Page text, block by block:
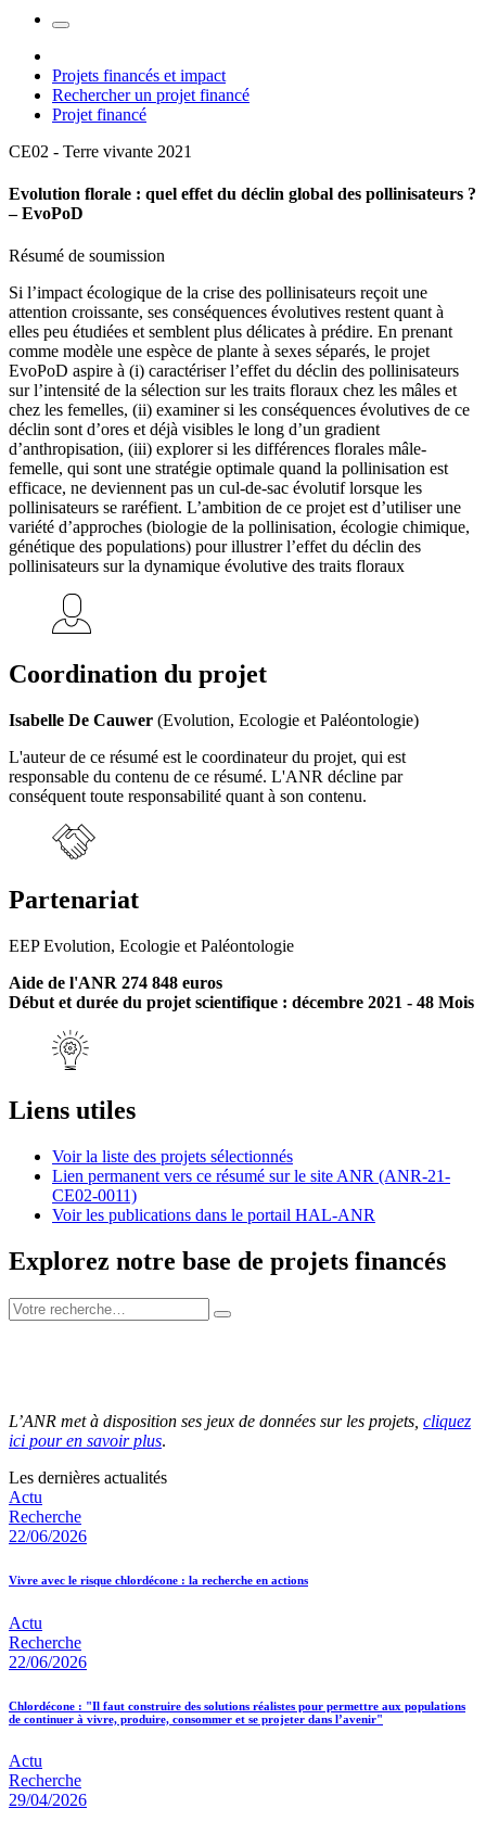
Projets financés et impact
Rechercher un projet financé
Projet financé
CE02 - Terre vivante 2021
Evolution florale : quel effet du déclin global des pollinisateurs ?
– EvoPoD
Résumé de soumission
Si l’impact écologique de la crise des pollinisateurs reçoit une
attention croissante, ses conséquences évolutives restent quant à
elles peu étudiées et semblent plus délicates à prédire. En prenant
comme modèle une espèce de plante à sexes séparés, le projet
EvoPoD aspire à (i) caractériser l’effet du déclin des pollinisateurs
sur l’intensité de la sélection sur les traits floraux chez les mâles et
chez les femelles, (ii) examiner si les conséquences évolutives de ce
déclin sont d’ores et déjà visibles le long d’un gradient
d’anthropisation, (iii) explorer si les différences florales mâle-
femelle, qui sont une stratégie optimale quand la pollinisation est
efficace, ne deviennent pas un cul-de-sac évolutif lorsque les
pollinisateurs se raréfient. L’ambition de ce projet est d’utiliser une
variété d’approches (biologie de la pollinisation, écologie chimique,
génétique des populations) pour illustrer l’effet du déclin des
pollinisateurs sur la dynamique évolutive des traits floraux
Coordination du projet
Isabelle De Cauwer (Evolution, Ecologie et Paléontologie)
L'auteur de ce résumé est le coordinateur du projet, qui est
responsable du contenu de ce résumé. L'ANR décline par
conséquent toute responsabilité quant à son contenu.
Partenariat
EEP Evolution, Ecologie et Paléontologie
Aide de l'ANR 274 848 euros
Début et durée du projet scientifique : décembre 2021 - 48 Mois
Liens utiles
Voir la liste des projets sélectionnés
Lien permanent vers ce résumé sur le site ANR (ANR-21-
CE02-0011)
Voir les publications dans le portail HAL-ANR
Explorez notre base de projets financés
L’ANR met à disposition ses jeux de données sur les projets, cliquez
ici pour en savoir plus.
Les dernières actualités
Actu
Recherche
22/06/2026
Vivre avec le risque chlordécone : la recherche en actions
Actu
Recherche
22/06/2026
Chlordécone : "Il faut construire des solutions réalistes pour permettre aux populations
de continuer à vivre, produire, consommer et se projeter dans l’avenir"
Actu
Recherche
29/04/2026